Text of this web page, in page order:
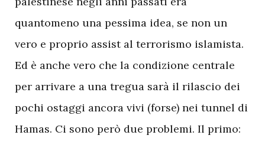
quantomeno una pessima idea, se non un
vero e proprio assist al terrorismo islamista.
Ed è anche vero che la condizione centrale
per arrivare a una tregua sarà il rilascio dei
pochi ostaggi ancora vivi (forse) nei tunnel di
Hamas. Ci sono però due problemi. Il primo: